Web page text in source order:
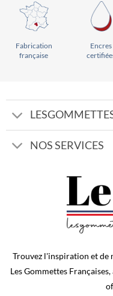
Fabrication
française
Encres
NOS SERVICES
Trouvez l'inspiration et de
Les Gommettes